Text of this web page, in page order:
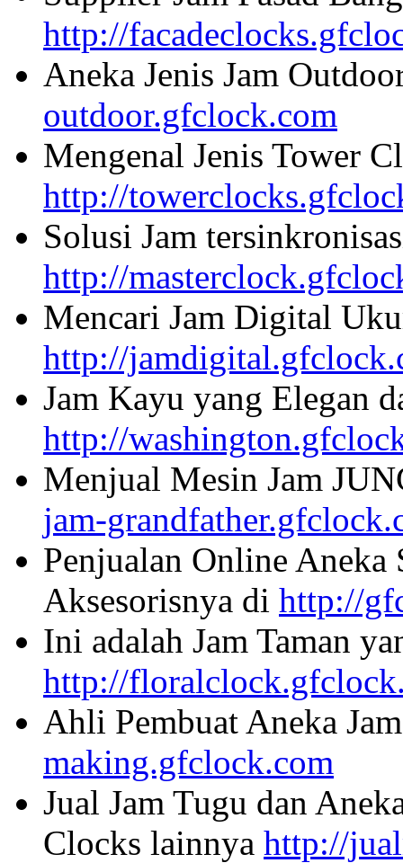
http://
Aneka Jenis Jam
outdoor.gfclock.com
Mengenal Jenis Tower
http://
Solusi Jam
http://
Mencari Jam Digital
http://
Jam Kayu yang Elegan
http://
Menjual Mesin Jam
jam-
Penjualan Online Aneka
Aksesorisnya di http://
Ini adalah Jam Taman
http://
Ahli Pembuat Aneka
making.gfclock.com
Jual Jam Tugu dan
Clocks lainnya http://